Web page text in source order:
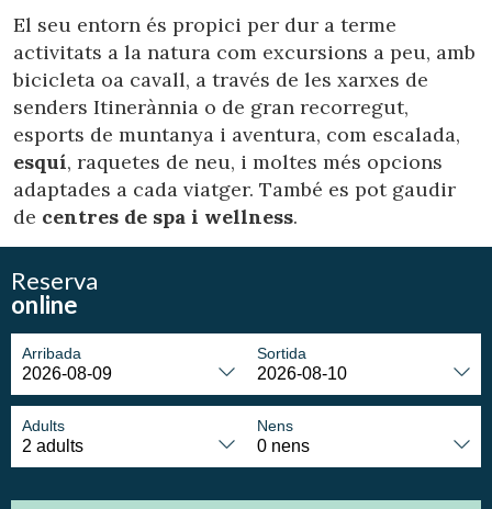
El seu entorn és propici per dur a terme
activitats a la natura com excursions a peu, amb
bicicleta oa cavall, a través de les xarxes de
senders Itinerànnia o de gran recorregut,
esports de muntanya i aventura, com escalada,
esquí, raquetes de neu, i moltes més opcions
adaptades a cada viatger. També es pot gaudir
de centres de spa i wellness.
Reserva
online
Arribada Sortida
Adults Nens